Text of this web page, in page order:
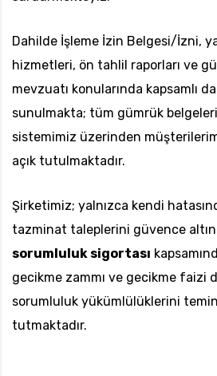
Dahilde İşleme İzin Belgesi/İzni,
hizmetleri, ön tahlil raporları ve
mevzuatı konularında kapsamlı
sunulmakta; tüm gümrük
sistemimiz üzerinden
açık tutulmaktadır.
Şirketimiz; yalnızca kendi
tazminat taleplerini güvence
sorumluluk sigortası
gecikme zammı ve gecikme faizi
sorumluluk yükümlülüklerini
tutmaktadır.